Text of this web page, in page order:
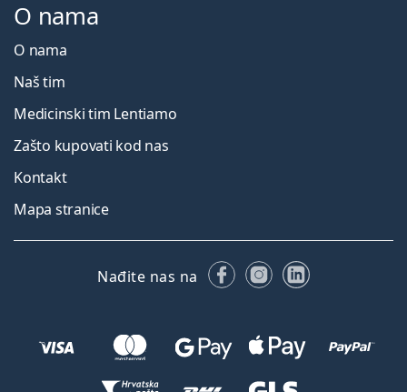
O nama
O nama
Naš tim
Medicinski tim Lentiamo
Zašto kupovati kod nas
Kontakt
Mapa stranice
Nađite nas na FacebookuInstagramu
LinkedIn